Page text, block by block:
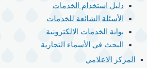
دليل استخدام الخدمات
الأسئلة الشائعة للخدمات
بوابة الخدمات الالكترونية
البحث في الأسماء التجارية
المركز الاعلامي